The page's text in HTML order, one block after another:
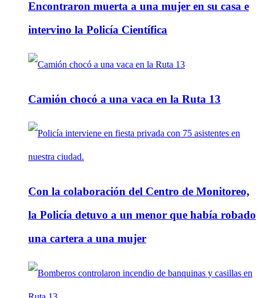
Encontraron muerta a una mujer en su casa e
intervino la Policía Científica
Camión chocó a una vaca en la Ruta 13
Con la colaboración del Centro de Monitoreo,
la Policía detuvo a un menor que había robado
una cartera a una mujer